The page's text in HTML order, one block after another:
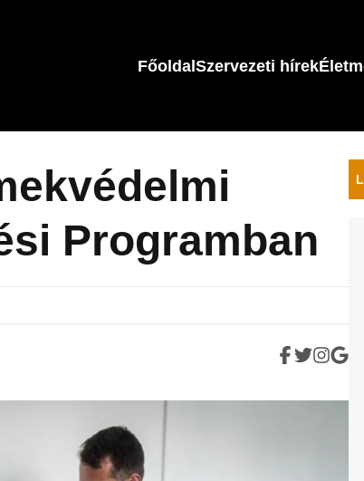
FőoldalSzervezeti hírek
Programban